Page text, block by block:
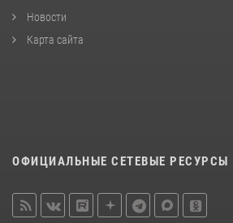
Новости
Карта сайта
ОФИЦИАЛЬНЫЕ СЕТЕВЫЕ РЕСУРСЫ